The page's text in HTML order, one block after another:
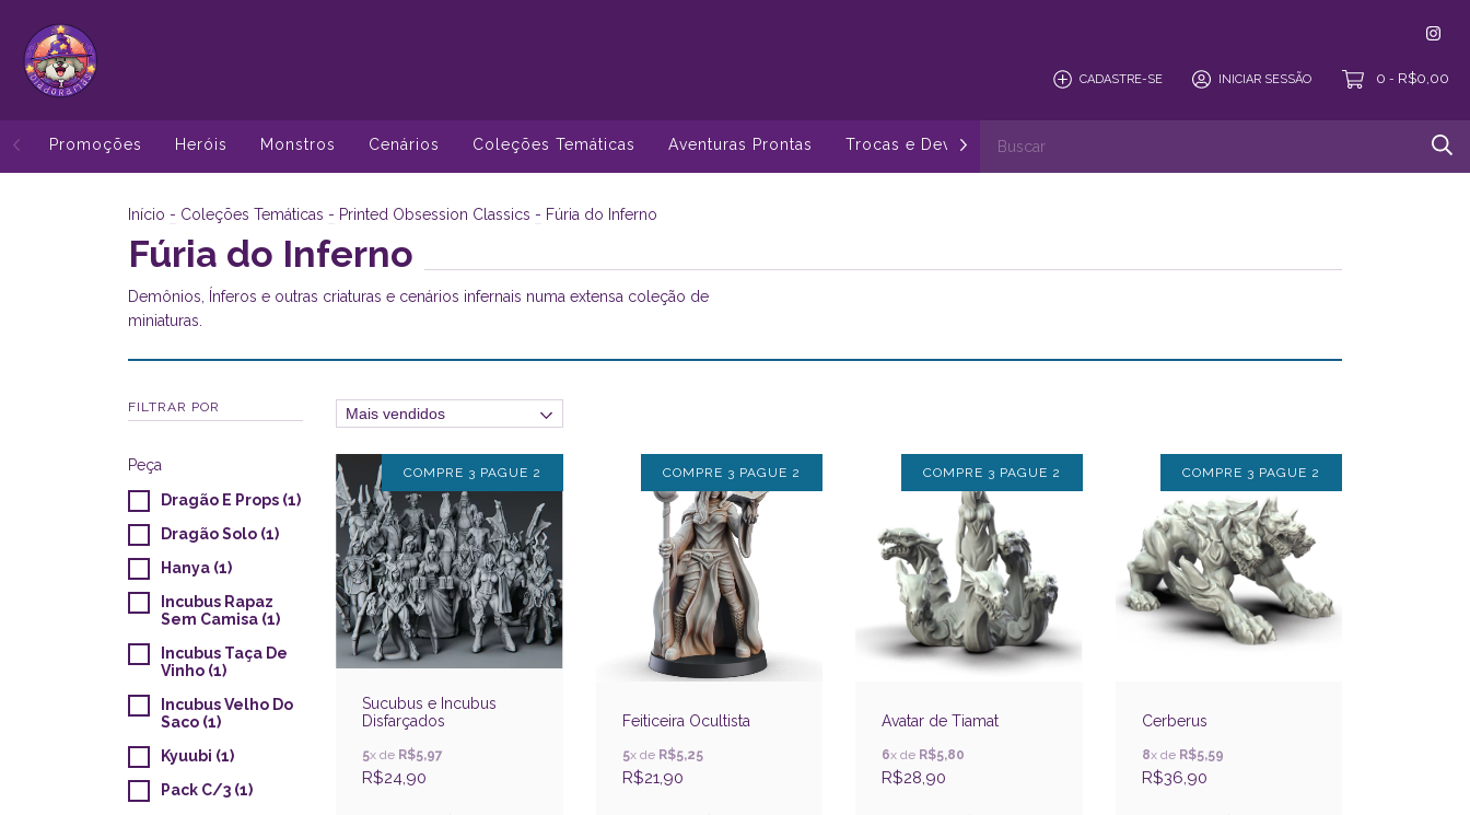
CADASTRE-SE INICIAR SESSÃO 0 - R$0,00
Promoções Heróis Monstros Cenários Coleções Temáticas Aventuras Prontas Trocas e Devoluções
Início - Coleções Temáticas - Printed Obsession Classics - Fúria do Inferno
Fúria do Inferno
Demônios, Ínferos e outras criaturas e cenários infernais numa extensa coleção de
miniaturas.
FILTRAR POR
Peça
Dragão E Props (1)
Dragão Solo (1)
Hanya (1)
Incubus Rapaz
Sem Camisa (1)
Incubus Taça De
Vinho (1)
Incubus Velho Do
Saco (1)
Kyuubi (1)
Pack C/3 (1)
COMPRE 3 PAGUE 2
Sucubus e Incubus
Disfarçados
5x de R$5,97
R$24,90
COMPRE 3 PAGUE 2
Feiticeira Ocultista
5x de R$5,25
R$21,90
COMPRE 3 PAGUE 2
Avatar de Tiamat
6x de R$5,80
R$28,90
COMPRE 3 PAGUE 2
Cerberus
8x de R$5,59
R$36,90